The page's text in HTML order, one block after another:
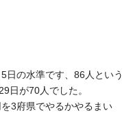
日の水準です、86人という
日が70人でした。
3府県でやるかやるまい